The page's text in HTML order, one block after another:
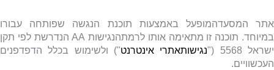
אתר המסעדהמופעל באמצעות תוכנת הנגשה שפותחה עבורו
במיוחד. תוכנה זו מתאימה אותו לרמתהנגישות AAהנדרשת לפי תקן
ישראל 5568 ("
נגישותאתרי אינטרנט") ולשימוש בכלל הדפדפנים
העכשוויים.